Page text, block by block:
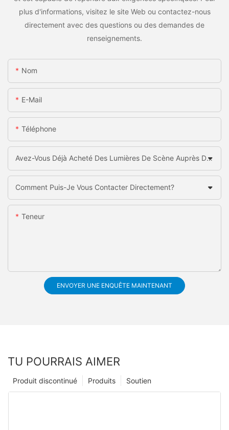
plus d'informations, visitez le site Web ou contactez-nous
directement avec des questions ou des demandes de
renseignements.
Nom
E-Mail
Téléphone
Avez-Vous Déjà Acheté Des Lumières De Scène Auprès De La Chine?
Comment Puis-Je Vous Contacter Directement?
Teneur
ENVOYER UNE ENQUÊTE MAINTENANT
TU POURRAIS AIMER
Soutien
Produits
Produit discontinué